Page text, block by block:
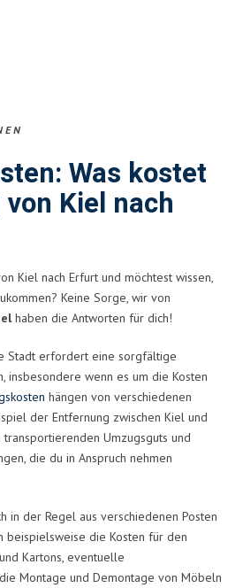
Was kostet
Kiel nach
Kiel nach Erfurt und möchtest wissen,
Keine Sorge, wir von
haben die Antworten für dich!
Stadt erfordert eine sorgfältige
insbesondere wenn es um die Kosten
hängen von verschiedenen
der Entfernung zwischen Kiel und
Umzugsguts und
die du in Anspruch nehmen
in der Regel aus verschiedenen Posten
beispielsweise die Kosten für den
Kartons, eventuelle
Montage und Demontage von Möbeln